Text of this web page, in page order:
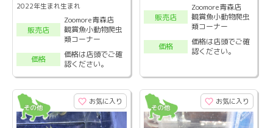
2022年生まれ生まれ
販売店
Zoomore青森店
観賞魚小動物爬虫
類コーナー
価格
価格は店頭でご確
認ください。
販売店
Zoomore青森店
観賞魚小動物爬虫
類コーナー
価格
価格は店頭でご確
認ください。
お気に入り お気に入り